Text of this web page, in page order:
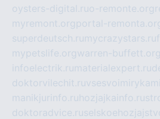
oysters-digital.ruo-remonte.org
myremont.org portal-
superdeutsch.ru mycrazystars.ru
mypetslife.orgwarren-buffett.org
infoelectrik.ru materialexpert.ru
doktorvilechit.ru
manikjurinfo.ru hozjajkainfo.ru
doktoradvice.ru